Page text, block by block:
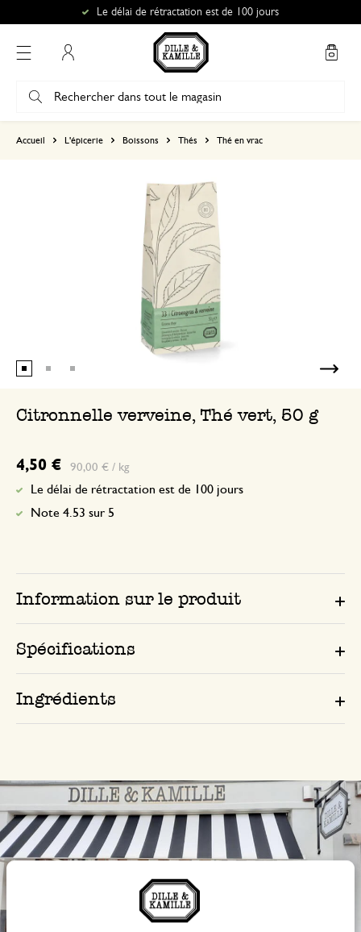
Le délai de rétractation est de 100 jours
Accueil L'épicerie Boissons Thés Thé en vrac
Citronnelle verveine, Thé vert, 50 g
4,50 € 90,00 € / kg
Le délai de rétractation est de 100 jours
Note 4.53 sur 5
Information sur le produit
Spécifications
Ingrédients